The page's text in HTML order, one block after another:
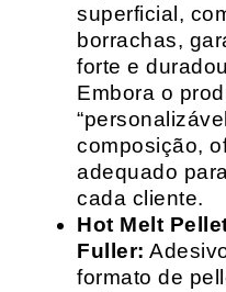
superficial,
borrachas,
forte e
Embora o
composição,
adequado
cada cliente.
Hot Melt
Fuller:
formato de